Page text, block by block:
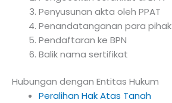
Penyusunan akta oleh PPAT
Penandatanganan para pihak
Pendaftaran ke BPN
Balik nama sertifikat
Hubungan dengan Entitas Hukum
Peralihan Hak Atas Tanah